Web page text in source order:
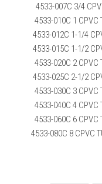
4533-007C 3/4
4533-010C 1 CPVC
4533-012C 1-1/4
4533-015C 1-1/2
4533-020C 2 CPVC
4533-025C 2-1/2
4533-030C 3 CPVC
4533-040C 4 CPVC
4533-060C 6 CPVC
4533-080C 8 CPVC